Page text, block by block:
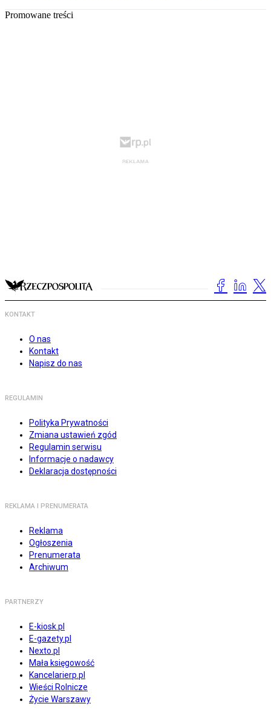
Promowane treści
KONTAKT
O nas
Kontakt
Napisz do nas
REGULAMIN
Polityka Prywatności
Zmiana ustawień zgód
Regulamin serwisu
Informacje o nadawcy
Deklaracja dostępności
REKLAMA I PRENUMERATA
Reklama
Ogłoszenia
Prenumerata
Archiwum
PARTNERZY
E-kiosk.pl
E-gazety.pl
Nexto.pl
Mała księgowość
Kancelarierp.pl
Wieści Rolnicze
Życie Warszawy